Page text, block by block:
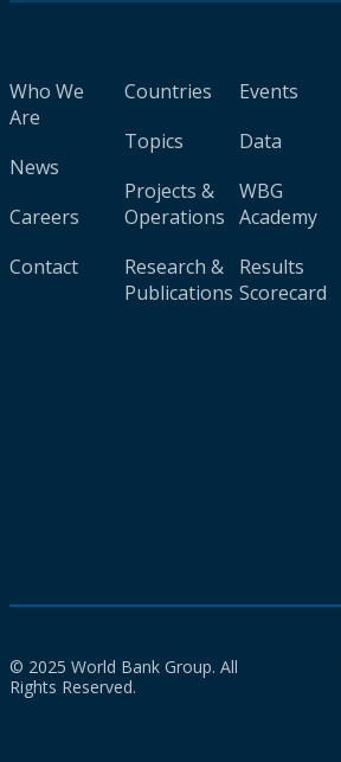
Who We
Are
News
Careers
Contact
Countries
Topics
Projects &
Operations
Research &
Publications
Events
Data
WBG
Academy
Results
Scorecard
© 2025 World Bank Group. All
Rights Reserved.